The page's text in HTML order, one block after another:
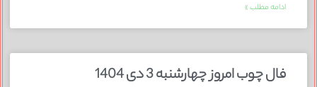
ادامه مطلب »
فال چوب امروز چهارشنبه 3 دی 1404